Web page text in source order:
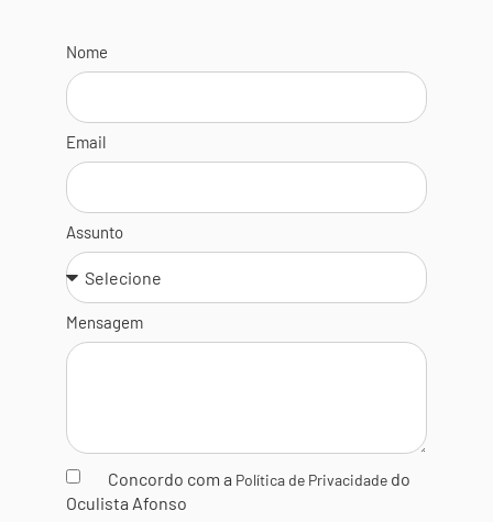
Nome
Email
Assunto
Mensagem
Concordo com a Política de Privacidade do
Oculista Afonso